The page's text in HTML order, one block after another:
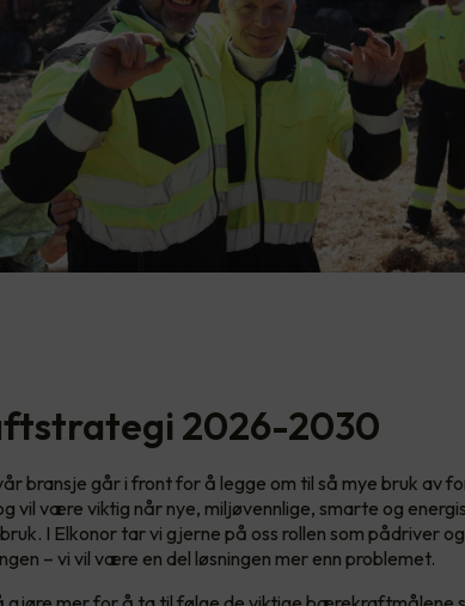
2026-2030
bransje går i front for å legge om til så mye bruk av
vil være viktig når nye, miljøvennlige, smarte og
I Elkonor tar vi gjerne på oss rollen som pådriver
– vi vil være en del løsningen mer enn problemet.